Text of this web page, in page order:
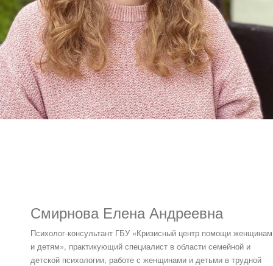
Смирнова Елена Андреевна
Психолог-консультант ГБУ «Кризисный центр помощи женщинам
и детям», практикующий специалист в области семейной и
детской психологии, работе с женщинами и детьми в трудной